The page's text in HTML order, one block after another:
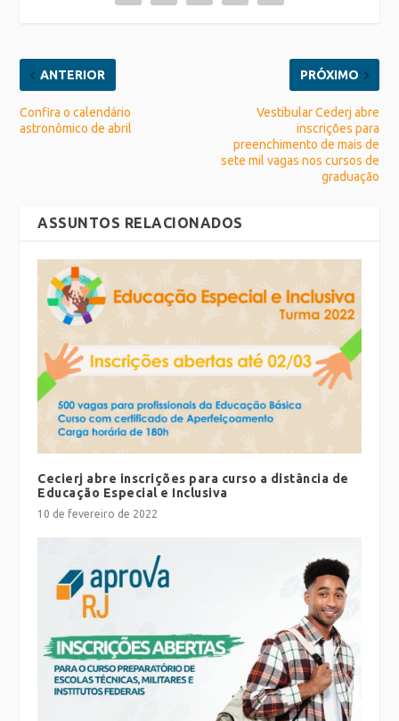
ANTERIOR
Confira o calendário
astronômico de abril
PRÓXIMO
Vestibular Cederj abre
inscrições para
preenchimento de mais de
sete mil vagas nos cursos de
graduação
ASSUNTOS RELACIONADOS
Cecierj abre inscrições para curso a distância de
Educação Especial e Inclusiva
10 de fevereiro de 2022